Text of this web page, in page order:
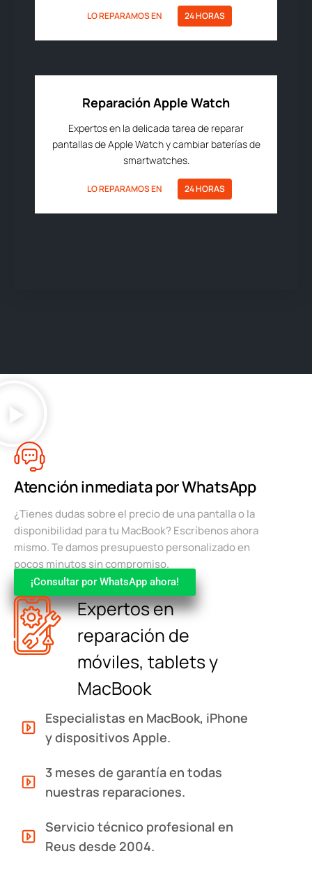
LO REPARAMOS EN 24 HORAS
Reparación Apple Watch
Expertos en la delicada tarea de reparar
pantallas de Apple Watch y cambiar baterías de
smartwatches.
LO REPARAMOS EN 24 HORAS
Atención inmediata por WhatsApp
¿Tienes dudas sobre el precio de una pantalla o la
disponibilidad para tu MacBook? Escríbenos ahora
mismo. Te damos presupuesto personalizado en
pocos minutos sin compromiso.
¡Consultar por WhatsApp ahora!
Expertos en
reparación de
móviles, tablets y
MacBook
Especialistas en MacBook, iPhone
y dispositivos Apple.
3 meses de garantía en todas
nuestras reparaciones.
Servicio técnico profesional en
Reus desde 2004.